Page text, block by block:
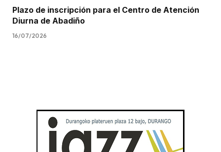
Plazo de inscripción para el Centro de Atención
Diurna de Abadiño
16/07/2026